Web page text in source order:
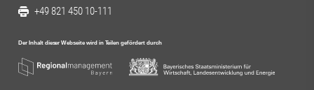
+49 821 450 10-111